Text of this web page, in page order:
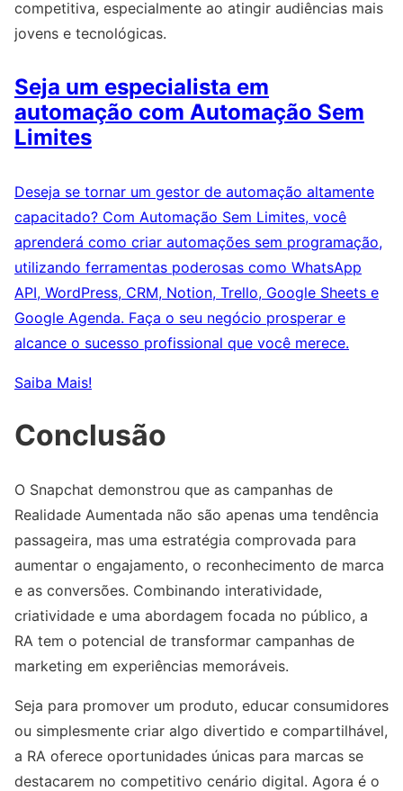
competitiva, especialmente ao atingir audiências mais
jovens e tecnológicas.
Seja um especialista em
automação com Automação Sem
Limites
Deseja se tornar um gestor de automação altamente
capacitado? Com Automação Sem Limites, você
aprenderá como criar automações sem programação,
utilizando ferramentas poderosas como WhatsApp
API, WordPress, CRM, Notion, Trello, Google Sheets e
Google Agenda. Faça o seu negócio prosperar e
alcance o sucesso profissional que você merece.
Saiba Mais!
Conclusão
O Snapchat demonstrou que as campanhas de
Realidade Aumentada não são apenas uma tendência
passageira, mas uma estratégia comprovada para
aumentar o engajamento, o reconhecimento de marca
e as conversões. Combinando interatividade,
criatividade e uma abordagem focada no público, a
RA tem o potencial de transformar campanhas de
marketing em experiências memoráveis.
Seja para promover um produto, educar consumidores
ou simplesmente criar algo divertido e compartilhável,
a RA oferece oportunidades únicas para marcas se
destacarem no competitivo cenário digital. Agora é o